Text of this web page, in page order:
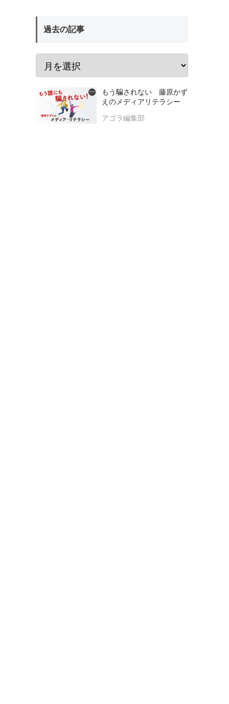
過去の記事
もう騙されない 藤原かず
えのメディアリテラシー
アゴラ編集部